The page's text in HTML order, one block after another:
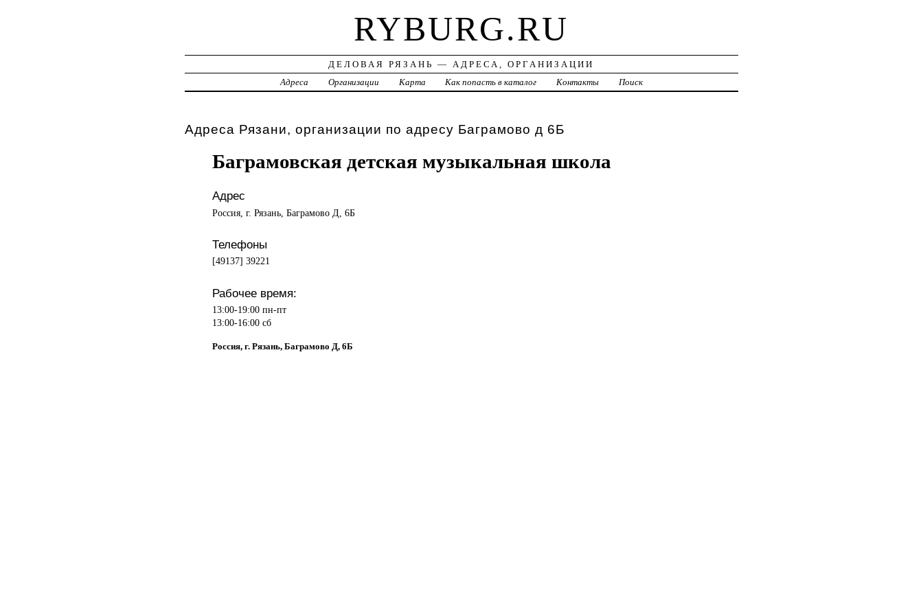
RYBURG.RU
ДЕЛОВАЯ РЯЗАНЬ — АДРЕСА, ОРГАНИЗАЦИИ
Адреса
Организации Карта Как попасть в каталог Контакты Поиск
Адреса Рязани, организации по адресу Баграмово д 6Б
Баграмовская детская музыкальная школа
Адрес
Россия, г. Рязань, Баграмово Д, 6Б
Телефоны
[49137] 39221
Рабочее время:
13:00-19:00 пн-пт
13:00-16:00 сб
Россия, г. Рязань, Баграмово Д, 6Б